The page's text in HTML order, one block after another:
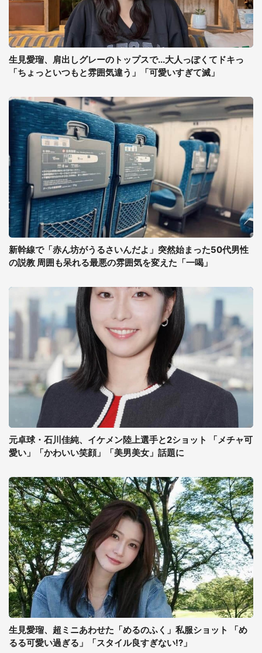
生見愛瑠、肩出しグレーのトップスで...大人っぽくてドキっ
「ちょっといつもと雰囲気違う」「可愛いすぎて滅」
新幹線で「赤ん坊がうるさいんだよ」突然始まった50代男性
の説教 周囲も呆れる最悪の雰囲気を変えた「一喝」
元卓球・石川佳純、イケメン陸上選手と2ショット 「メチャ可
愛い」「かわいい笑顔」「美男美女」話題に
生見愛瑠、超ミニあわせた「めるのふく」私服ショット 「め
るる可愛い過ぎる」「スタイル良すぎない!?」